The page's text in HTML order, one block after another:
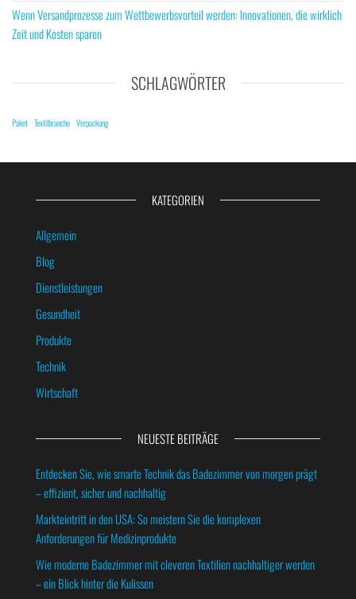
Wenn Versandprozesse zum Wettbewerbsvorteil werden: Innovationen, die wirklich
Zeit und Kosten sparen
SCHLAGWÖRTER
Paket Textilbranche Verpackung
KATEGORIEN
Allgemein
Blog
Dienstleistungen
Gesundheit
Produkte
Technik
Wirtschaft
NEUESTE BEITRÄGE
Entdecken Sie, wie smarte Technik das Badezimmer von morgen prägt
– effizient, sicher und nachhaltig
Markteintritt in den USA: So meistern Sie die komplexen
Anforderungen für Medizinprodukte
Wie moderne Badezimmer mit cleveren Textilien nachhaltiger werden
– ein Blick hinter die Kulissen